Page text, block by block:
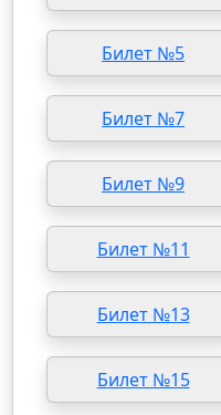
Билет №5
Билет №7
Билет №9
Билет №11
Билет №13
Билет №15